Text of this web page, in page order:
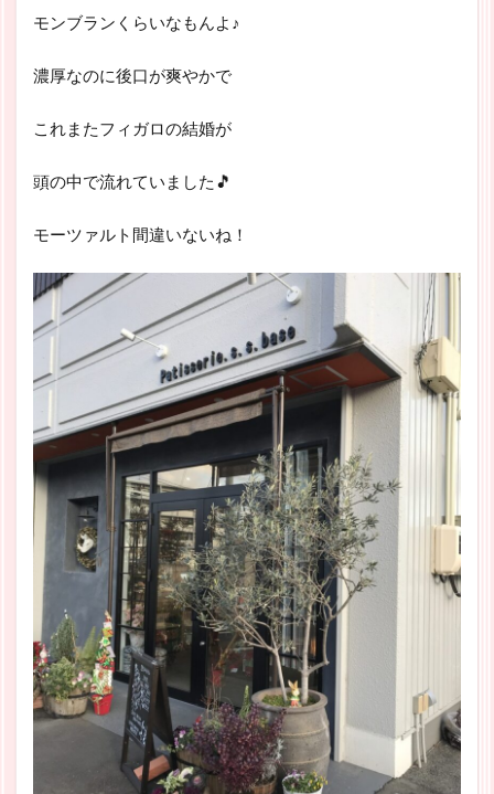
モンブランくらいなもんよ♪
濃厚なのに後口が爽やかで
これまたフィガロの結婚が
頭の中で流れていました🎵
モーツァルト間違いないね！